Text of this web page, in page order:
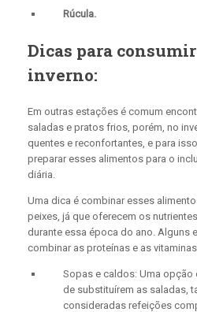
Rúcula.
Dicas para
inverno:
Em outras estações é comum
saladas e pratos frios, porém, no
quentes e reconfortantes, e para
preparar esses alimentos para o
diária.
Uma dica é combinar esses
peixes, já que oferecem os
durante essa época do ano. Alguns
combinar as proteínas e as
Sopas e caldos: Uma opção
de substituírem as saladas,
consideradas refeições